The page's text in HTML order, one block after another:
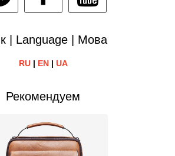
| Language | Мова
RU| EN| UA
Рекомендуем